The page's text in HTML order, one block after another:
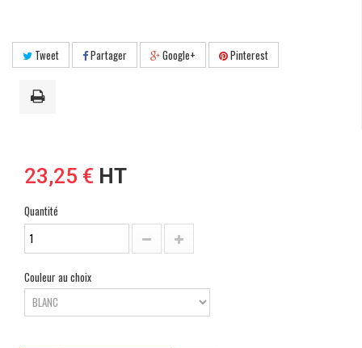
Tweet Partager Google+ Pinterest
23,25 € HT
Quantité
Couleur au choix